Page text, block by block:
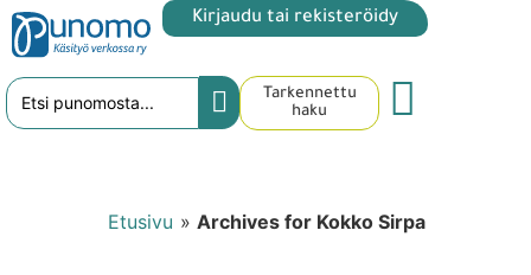
Kirjaudu tai rekisteröidy
Tarkennettu
haku
Etusivu » Archives for Kokko Sirpa